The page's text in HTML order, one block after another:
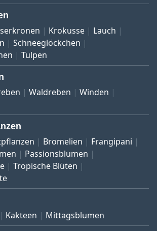
Krokusse
Lauch
Schneeglöckchen
Tulpen
Waldreben
Winden
Bromelien
Frangipani
Passionsblumen
Tropische Blüten
Kakteen Mittagsblumen